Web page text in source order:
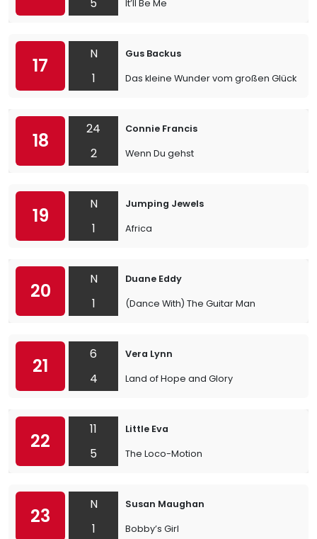
It’ll Be Me
17
N
1
Gus Backus
Das kleine Wunder vom großen Glück
18
24
2
Connie Francis
Wenn Du gehst
19
N
1
Jumping Jewels
Africa
20
N
1
Duane Eddy
(Dance With) The Guitar Man
21
6
4
Vera Lynn
Land of Hope and Glory
22
11
5
Little Eva
The Loco-Motion
23
N
1
Susan Maughan
Bobby’s Girl